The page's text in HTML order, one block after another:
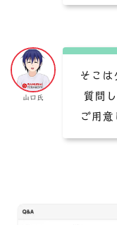
山口氏
そこは
質問
ご用意